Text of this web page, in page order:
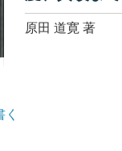
原田 道寛 著